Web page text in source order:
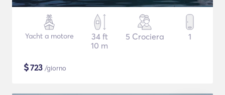
Yacht a motore
34 ft
10 m
5 Crociera 1
$723 /giorno